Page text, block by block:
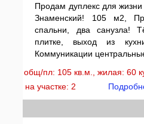
Продам дуплекс для жизни
Знаменский! 105 м2,
спальни, два санузла!
плитке, выход из
Коммуникации
общ/пл: 105 кв.м., жилая: 60
на участке: 2